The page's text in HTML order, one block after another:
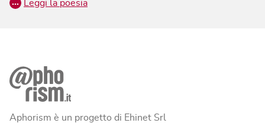
Leggi la poesia
Aphorism è un progetto di Ehinet Srl